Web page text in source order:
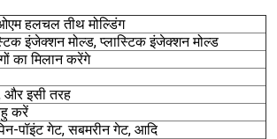
हलचल तीथ मोल्डिंग
इंजेक्शन मोल्ड, प्लास्टिक इंजेक्शन मोल्ड
का मिलान करेंगे
इसी तरह
करें
पॉइंट गेट, सबमरीन गेट, आदि